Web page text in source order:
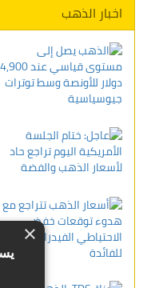
اخبار الذهب
×